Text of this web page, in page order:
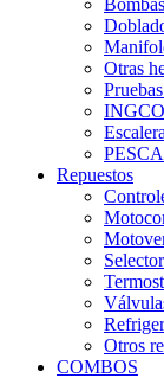
Otras
INGCO
Repuestos
Otros
COMBOS